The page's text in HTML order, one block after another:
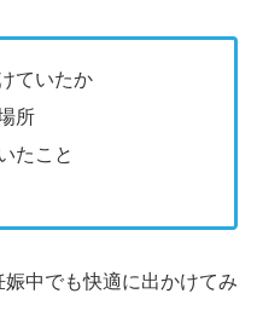
ていたか
所
たこと
中でも快適に出かけてみ